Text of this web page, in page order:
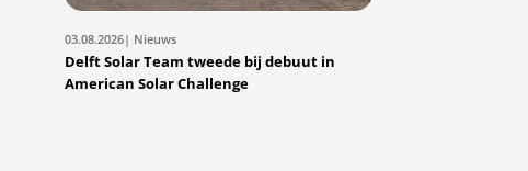
03.08.2026| Nieuws
Delft Solar Team tweede bij debuut in
American Solar Challenge